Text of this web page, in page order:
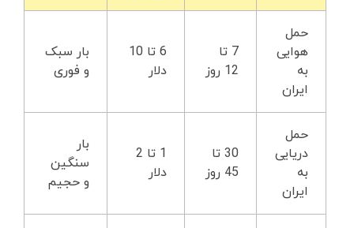
حمل
هوایی
به
ایران
7 تا
12 روز
6 تا 10
دلار
بار سبک
و فوری
حمل
دریایی
به
ایران
30 تا
45 روز
1 تا 2
دلار
بار
سنگین
و حجیم